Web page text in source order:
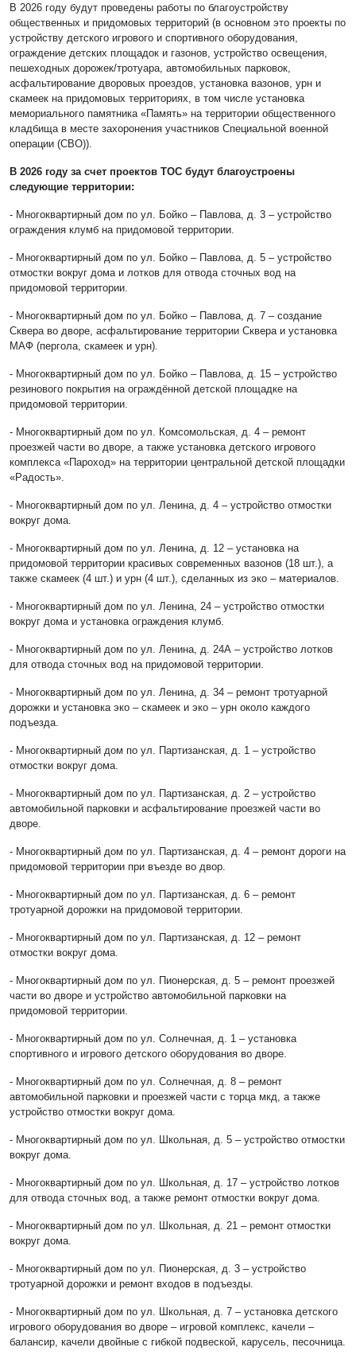
В 2026 году будут проведены работы по благоустройству
общественных и придомовых территорий (в основном это проекты по
устройству детского игрового и спортивного оборудования,
ограждение детских площадок и газонов, устройство освещения,
пешеходных дорожек/тротуара, автомобильных парковок,
асфальтирование дворовых проездов, установка вазонов, урн и
скамеек на придомовых территориях, в том числе установка
мемориального памятника «Память» на территории общественного
кладбища в месте захоронения участников Специальной военной
операции (СВО)).
В 2026 году за счет проектов ТОС будут благоустроены
следующие территории:
- Многоквартирный дом по ул. Бойко – Павлова, д. 3 – устройство
ограждения клумб на придомовой территории.
- Многоквартирный дом по ул. Бойко – Павлова, д. 5 – устройство
отмостки вокруг дома и лотков для отвода сточных вод на
придомовой территории.
- Многоквартирный дом по ул. Бойко – Павлова, д. 7 – создание
Сквера во дворе, асфальтирование территории Сквера и установка
МАФ (пергола, скамеек и урн).
- Многоквартирный дом по ул. Бойко – Павлова, д. 15 – устройство
резинового покрытия на ограждённой детской площадке на
придомовой территории.
- Многоквартирный дом по ул. Комсомольская, д. 4 – ремонт
проезжей части во дворе, а также установка детского игрового
комплекса «Пароход» на территории центральной детской площадки
«Радость».
- Многоквартирный дом по ул. Ленина, д. 4 – устройство отмостки
вокруг дома.
- Многоквартирный дом по ул. Ленина, д. 12 – установка на
придомовой территории красивых современных вазонов (18 шт.), а
также скамеек (4 шт.) и урн (4 шт.), сделанных из эко – материалов.
- Многоквартирный дом по ул. Ленина, 24 – устройство отмостки
вокруг дома и установка ограждения клумб.
- Многоквартирный дом по ул. Ленина, д. 24А – устройство лотков
для отвода сточных вод на придомовой территории.
- Многоквартирный дом по ул. Ленина, д. 34 – ремонт тротуарной
дорожки и установка эко – скамеек и эко – урн около каждого
подъезда.
- Многоквартирный дом по ул. Партизанская, д. 1 – устройство
отмостки вокруг дома.
- Многоквартирный дом по ул. Партизанская, д. 2 – устройство
автомобильной парковки и асфальтирование проезжей части во
дворе.
- Многоквартирный дом по ул. Партизанская, д. 4 – ремонт дороги на
придомовой территории при въезде во двор.
- Многоквартирный дом по ул. Партизанская, д. 6 – ремонт
тротуарной дорожки на придомовой территории.
- Многоквартирный дом по ул. Партизанская, д. 12 – ремонт
отмостки вокруг дома.
- Многоквартирный дом по ул. Пионерская, д. 5 – ремонт проезжей
части во дворе и устройство автомобильной парковки на
придомовой территории.
- Многоквартирный дом по ул. Солнечная, д. 1 – установка
спортивного и игрового детского оборудования во дворе.
- Многоквартирный дом по ул. Солнечная, д. 8 – ремонт
автомобильной парковки и проезжей части с торца мкд, а также
устройство отмостки вокруг дома.
- Многоквартирный дом по ул. Школьная, д. 5 – устройство отмостки
вокруг дома.
- Многоквартирный дом по ул. Школьная, д. 17 – устройство лотков
для отвода сточных вод, а также ремонт отмостки вокруг дома.
- Многоквартирный дом по ул. Школьная, д. 21 – ремонт отмостки
вокруг дома.
- Многоквартирный дом по ул. Пионерская, д. 3 – устройство
тротуарной дорожки и ремонт входов в подъезды.
- Многоквартирный дом по ул. Школьная, д. 7 – установка детского
игрового оборудования во дворе – игровой комплекс, качели –
балансир, качели двойные с гибкой подвеской, карусель, песочница.